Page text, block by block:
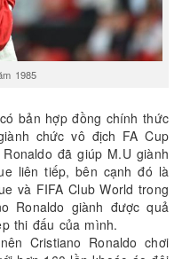
1985
bản hợp đồng chính thức
chức vô địch FA Cup
đã giúp M.U giành
liên tiếp, bên cạnh đó là
và FIFA Club World trong
Ronaldo giành được quả
thi đấu của mình.
Cristiano Ronaldo chơi